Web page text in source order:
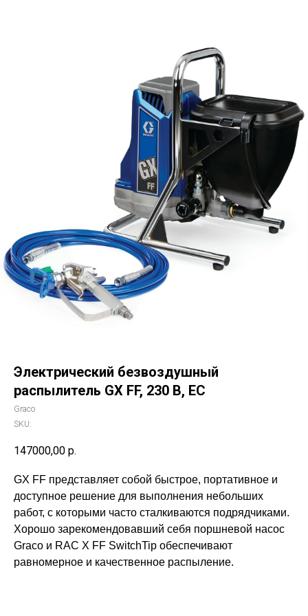
Электрический безвоздушный
распылитель GX FF, 230 В, ЕС
Graco
SKU:
147000,00 р.
GX FF представляет собой быстрое, портативное и
доступное решение для выполнения небольших
работ, с которыми часто сталкиваются подрядчиками.
Хорошо зарекомендовавший себя поршневой насос
Graco и RAC X FF SwitchTip обеспечивают
равномерное и качественное распыление.